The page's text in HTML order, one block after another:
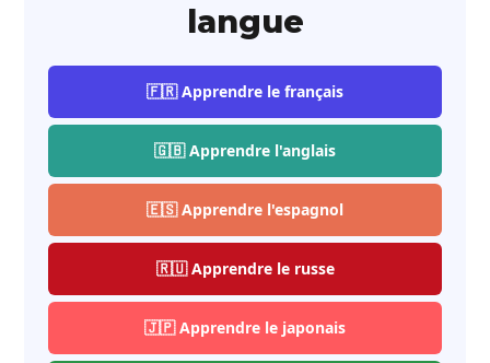
langue
🇫🇷 Apprendre le français
🇬🇧 Apprendre l'anglais
🇪🇸 Apprendre l'espagnol
🇷🇺 Apprendre le russe
🇯🇵 Apprendre le japonais